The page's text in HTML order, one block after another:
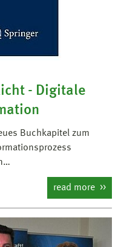
- Digitale
Buchkapitel zum
read more